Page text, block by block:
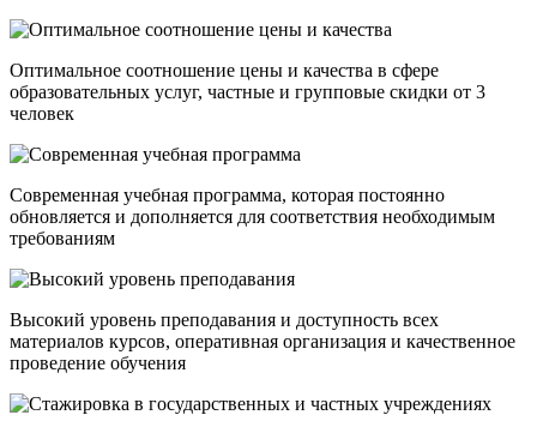
Оптимальное соотношение цены и качества в сфере
образовательных услуг, частные и групповые скидки от 3
человек
Современная учебная программа, которая постоянно
обновляется и дополняется для соответствия необходимым
требованиям
Высокий уровень преподавания и доступность всех
материалов курсов, оперативная организация и качественное
проведение обучения